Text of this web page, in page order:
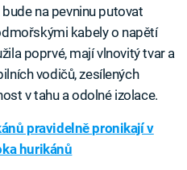
na pevninu putovat
kabely o napětí
poprvé, mají vlnovitý tvar a
vodičů, zesílených
v tahu a odolné izolace.
pravidelně pronikají v
hurikánů